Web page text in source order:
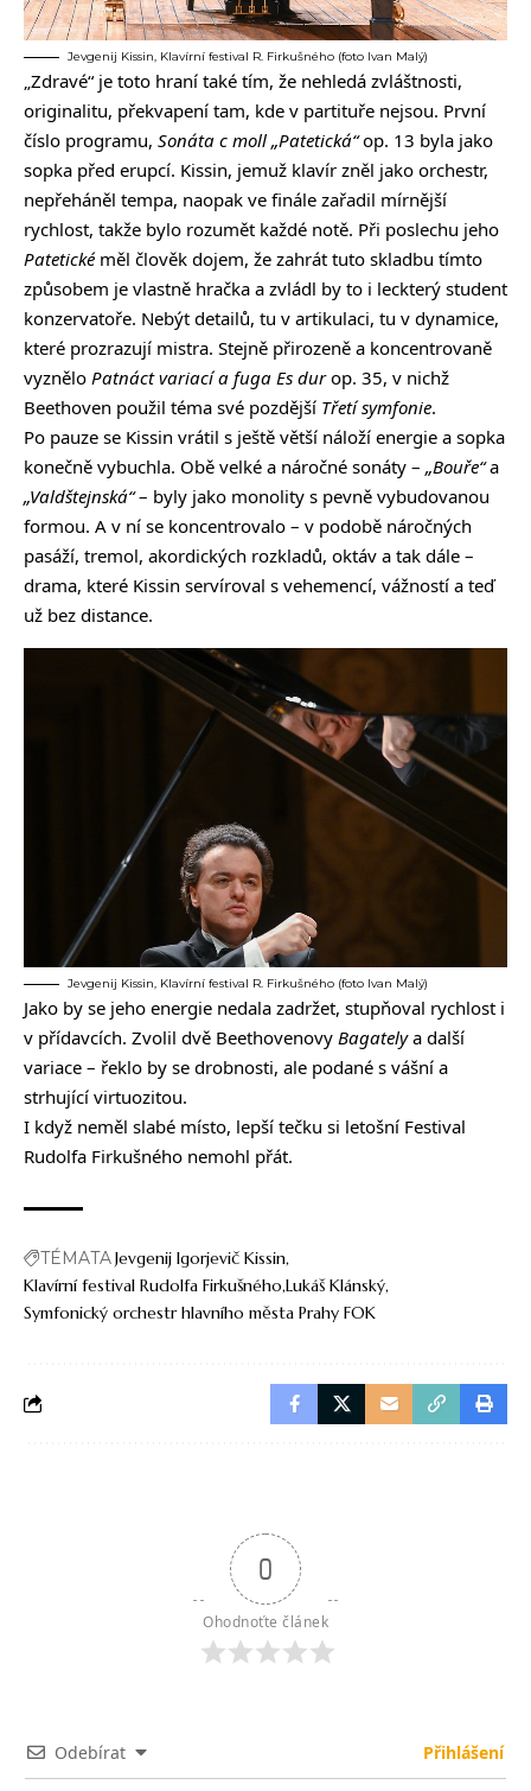
Jevgenij Kissin, Klavírní festival R. Firkušného (foto Ivan Malý)
„Zdravé“ je toto hraní také tím, že nehledá zvláštnosti,
originalitu, překvapení tam, kde v partituře nejsou. První
číslo programu, Sonáta c moll „Patetická“op. 13 byla jako
sopka před erupcí. Kissin, jemuž klavír zněl jako orchestr,
nepřeháněl tempa, naopak ve finále zařadil mírnější
rychlost, takže bylo rozumět každé notě. Při poslechu jeho
Patetickéměl člověk dojem, že zahrát tuto skladbu tímto
způsobem je vlastně hračka a zvládl by to i leckterý student
konzervatoře. Nebýt detailů, tu v artikulaci, tu v dynamice,
které prozrazují mistra. Stejně přirozeně a koncentrovaně
vyznělo Patnáct variací a fuga Es durop. 35, v nichž
Beethoven použil téma své pozdější Třetí symfonie.
Po pauze se Kissin vrátil s ještě větší náloží energie a sopka
konečně vybuchla. Obě velké a náročné sonáty – „Bouře“a
„Valdštejnská“– byly jako monolity s pevně vybudovanou
formou. A v ní se koncentrovalo – v podobě náročných
pasáží, tremol, akordických rozkladů, oktáv a tak dále –
drama, které Kissin servíroval s vehemencí, vážností a teď
už bez distance.
Jevgenij Kissin, Klavírní festival R. Firkušného (foto Ivan Malý)
Jako by se jeho energie nedala zadržet, stupňoval rychlost i
v přídavcích. Zvolil dvě Beethovenovy Bagatelya další
variace – řeklo by se drobnosti, ale podané s vášní a
strhující virtuozitou.
I když neměl slabé místo, lepší tečku si letošní Festival
Rudolfa Firkušného nemohl přát.
TÉMATAJevgenij Igorjevič Kissin
Klavírní festival Rudolfa Firkušného Lukáš Klánský
Symfonický orchestr hlavního města Prahy FOK
0
Ohodnoťte článek
Odebírat Přihlášení